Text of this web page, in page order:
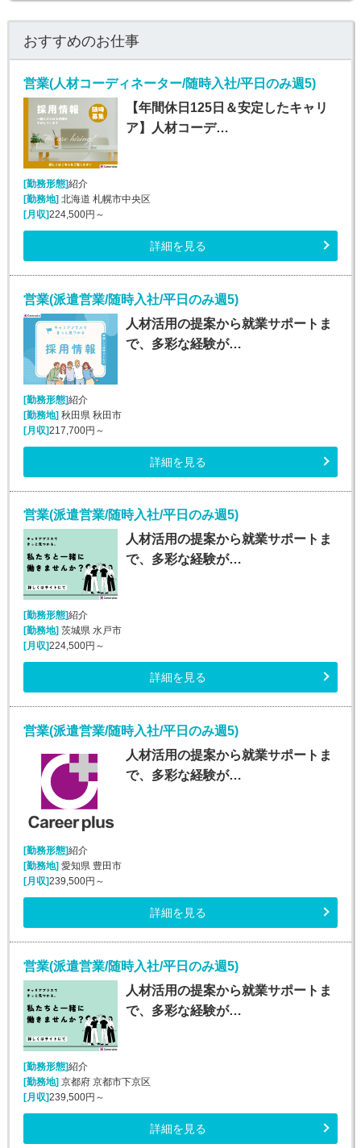
おすすめのお仕事
営業(人材コーディネーター/随時入社/平日のみ週5)
【年間休日125日＆安定したキャリ
ア】人材コーデ…
[勤務形態]紹介
[勤務地]北海道 札幌市中央区
[月収]224,500円～
詳細を見る
営業(派遣営業/随時入社/平日のみ週5)
人材活用の提案から就業サポートま
で、多彩な経験が…
[勤務形態]紹介
[勤務地]秋田県 秋田市
[月収]217,700円～
詳細を見る
営業(派遣営業/随時入社/平日のみ週5)
人材活用の提案から就業サポートま
で、多彩な経験が…
[勤務形態]紹介
[勤務地] 茨城県 水戸市
[月収]224,500円～
詳細を見る
営業(派遣営業/随時入社/平日のみ週5)
人材活用の提案から就業サポートま
で、多彩な経験が…
[勤務形態]紹介
[勤務地] 愛知県 豊田市
[月収]239,500円～
詳細を見る
営業(派遣営業/随時入社/平日のみ週5)
人材活用の提案から就業サポートま
で、多彩な経験が…
[勤務形態]紹介
[勤務地]京都府 京都市下京区
[月収]239,500円～
詳細を見る